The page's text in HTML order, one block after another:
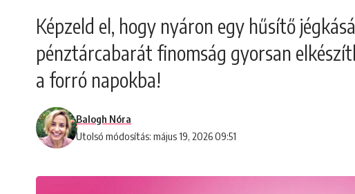
Képzeld el, hogy nyáron egy hűsítő
pénztárcabarát finomság gyorsan
a forró napokba!
Utolsó módosítás: május 19, 2026 09:51
Balogh Nóra